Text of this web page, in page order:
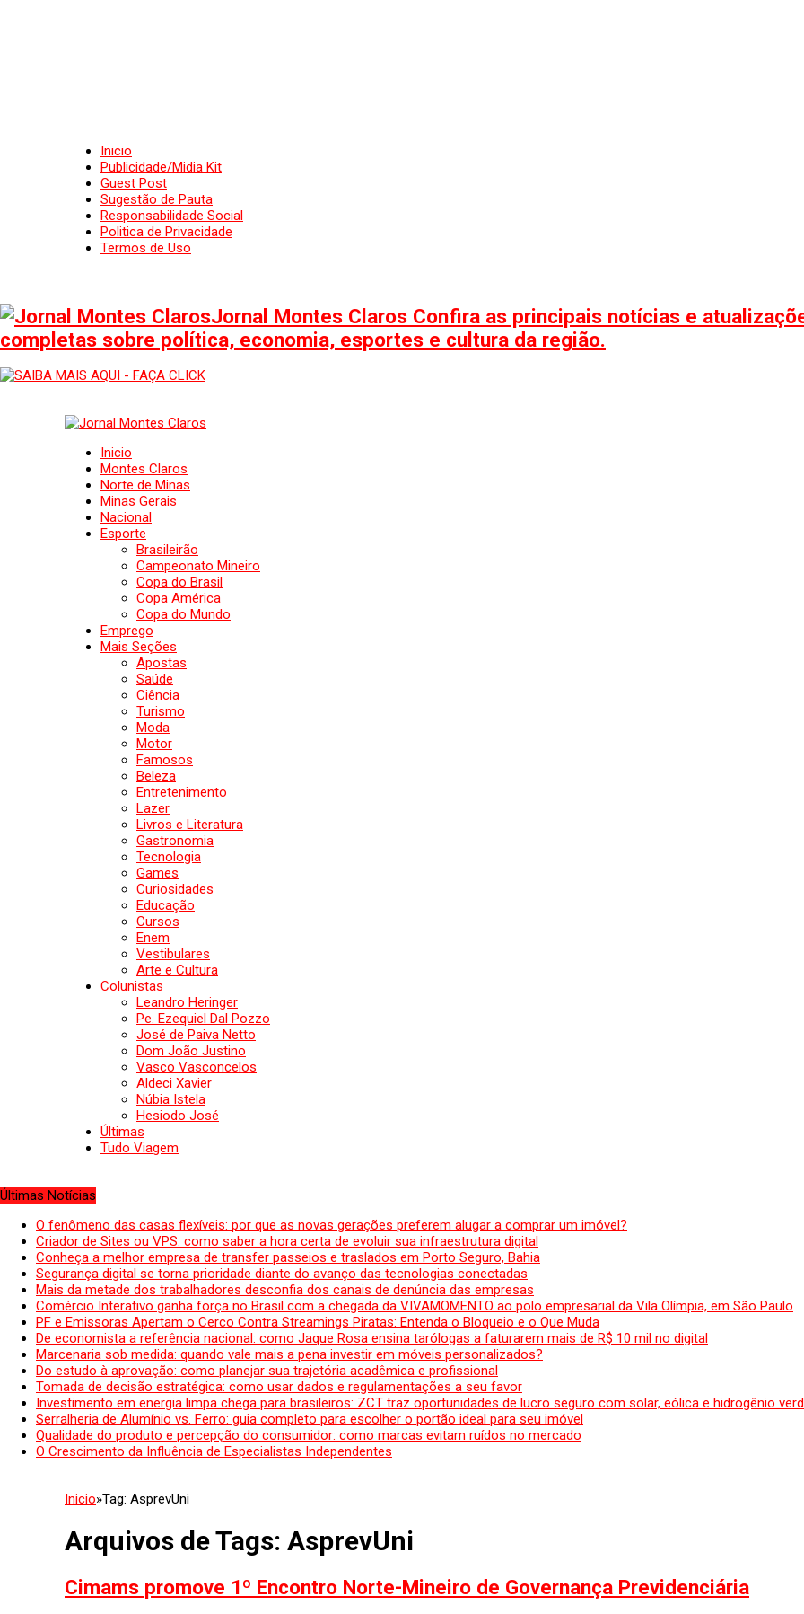
Inicio
Publicidade/Midia Kit
Guest Post
Sugestão de Pauta
Responsabilidade Social
Politica de Privacidade
Termos de Uso
Jornal Montes Claros Confira as principais notícias e
completas sobre política, economia, esportes e cultura da região.
Inicio
Montes Claros
Norte de Minas
Minas Gerais
Nacional
Esporte
Brasileirão
Campeonato Mineiro
Copa do Brasil
Copa América
Copa do Mundo
Emprego
Mais Seções
Apostas
Saúde
Ciência
Turismo
Moda
Motor
Famosos
Beleza
Entretenimento
Lazer
Livros e Literatura
Gastronomia
Tecnologia
Games
Curiosidades
Educação
Cursos
Enem
Vestibulares
Arte e Cultura
Colunistas
Leandro Heringer
Pe. Ezequiel Dal Pozzo
José de Paiva Netto
Dom João Justino
Vasco Vasconcelos
Aldeci Xavier
Núbia Istela
Hesiodo José
Últimas
Tudo Viagem
Últimas Notícias
O fenômeno das casas flexíveis: por que as novas gerações preferem alugar a comprar um imóvel?
Criador de Sites ou VPS: como saber a hora certa de evoluir sua infraestrutura digital
Conheça a melhor empresa de transfer passeios e traslados em Porto Seguro, Bahia
Segurança digital se torna prioridade diante do avanço das tecnologias conectadas
Mais da metade dos trabalhadores desconfia dos canais de denúncia das empresas
Comércio Interativo ganha força no Brasil com a chegada da VIVAMOMENTO ao polo empresarial da Vila Olímpia, em São Paulo
PF e Emissoras Apertam o Cerco Contra Streamings Piratas: Entenda o Bloqueio e o Que Muda
De economista a referência nacional: como Jaque Rosa ensina tarólogas a faturarem mais de R$ 10 mil no digital
Marcenaria sob medida: quando vale mais a pena investir em móveis personalizados?
Do estudo à aprovação: como planejar sua trajetória acadêmica e profissional
Tomada de decisão estratégica: como usar dados e regulamentações a seu favor
Investimento em energia limpa chega para brasileiros: ZCT traz oportunidades de lucro seguro com solar, eólica e hidrogênio
Serralheria de Alumínio vs. Ferro: guia completo para escolher o portão ideal para seu imóvel
Qualidade do produto e percepção do consumidor: como marcas evitam ruídos no mercado
O Crescimento da Influência de Especialistas Independentes
Inicio»Tag: AsprevUni
Arquivos de Tags: AsprevUni
Cimams promove 1º Encontro Norte-Mineiro de Governança Previdenciária